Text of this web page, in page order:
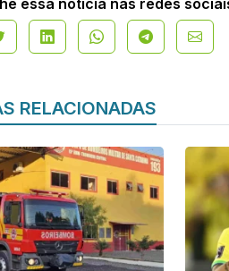
essa notícia nas redes
RELACIONADAS